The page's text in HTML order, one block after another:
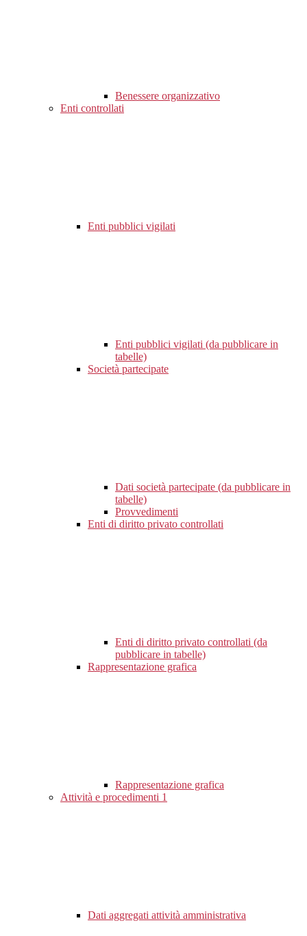
Benessere organizzativo
Enti controllati
Enti pubblici vigilati
Enti pubblici vigilati (da pubblicare in
tabelle)
Società partecipate
Dati società partecipate (da pubblicare in
tabelle)
Provvedimenti
Enti di diritto privato controllati
Enti di diritto privato controllati (da
pubblicare in tabelle)
Rappresentazione grafica
Rappresentazione grafica
Attività e procedimenti 1
Dati aggregati attività amministrativa